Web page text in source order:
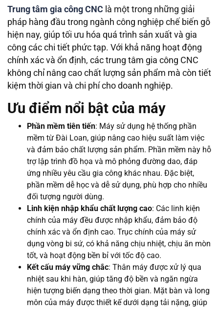
Trung tâm gia công CNC là một trong những giải
pháp hàng đầu trong ngành công nghiệp chế biến gỗ
hiện nay, giúp tối ưu hóa quá trình sản xuất và gia
công các chi tiết phức tạp. Với khả năng hoạt động
chính xác và ổn định, các trung tâm gia công CNC
không chỉ nâng cao chất lượng sản phẩm mà còn tiết
kiệm thời gian và chi phí cho doanh nghiệp.
Ưu điểm nổi bật của máy
Phần mềm tiên tiến: Máy sử dụng hệ thống phần
mềm từ Đài Loan, giúp nâng cao hiệu suất làm việc
và đảm bảo chất lượng sản phẩm. Phần mềm này hỗ
trợ lập trình đồ họa và mô phỏng đường dao, đáp
ứng nhiều yêu cầu gia công khác nhau. Đặc biệt,
phần mềm dễ học và dễ sử dụng, phù hợp cho nhiều
đối tượng người dùng.
Linh kiện nhập khẩu chất lượng cao: Các linh kiện
chính của máy đều được nhập khẩu, đảm bảo độ
chính xác và ổn định cao. Trục chính của máy sử
dụng vòng bi sứ, có khả năng chịu nhiệt, chịu ăn mòn
tốt, và hoạt động bền bỉ với tốc độ cao.
Kết cấu máy vững chắc: Thân máy được xử lý qua
nhiệt sau khi hàn, giúp tăng độ bền và ngăn ngừa
hiện tượng biến dạng theo thời gian. Mặt bàn và long
môn của máy được thiết kế dưới dạng tải nặng, giúp